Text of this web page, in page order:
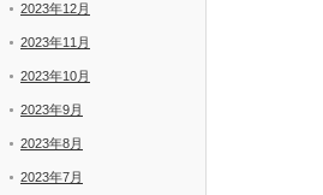
2023年12月
2023年11月
2023年10月
2023年9月
2023年8月
2023年7月